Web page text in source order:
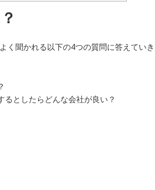
く聞かれる以下の4つの質問に答えてい
としたらどんな会社が良い？